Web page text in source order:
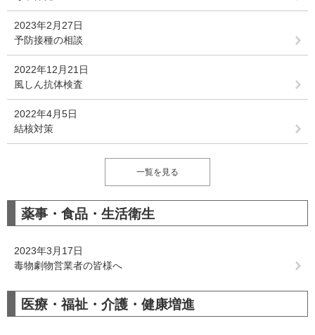
2023年2月27日
予防接種の相談
2022年12月21日
風しん抗体検査
2022年4月5日
結核対策
一覧を見る
薬事・食品・生活衛生
2023年3月17日
毒物劇物営業者の皆様へ
医療・福祉・介護・健康増進